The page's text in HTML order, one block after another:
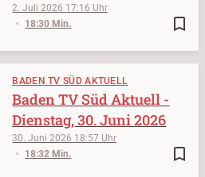
bookmark_border
2. Juli 2026 17:16
18:30 Min.
BADEN TV SÜD AKTUELL
bookmark_border
30. Juni 2026 18:57
18:32 Min.
Baden TV Süd Aktuell -
Dienstag, 30. Juni 2026